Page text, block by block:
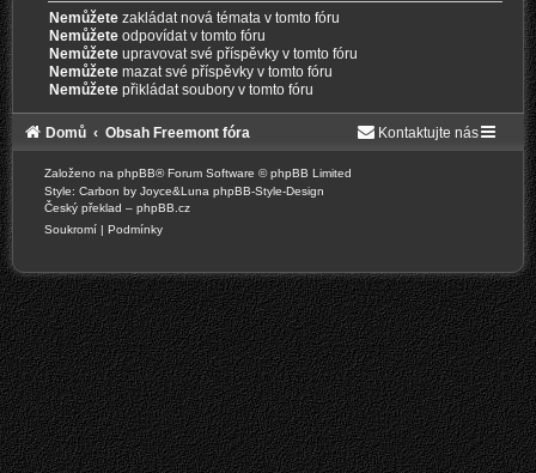
Nemůžete zakládat nová témata v tomto fóru
Nemůžete odpovídat v tomto fóru
Nemůžete upravovat své příspěvky v tomto fóru
Nemůžete mazat své příspěvky v tomto fóru
Nemůžete přikládat soubory v tomto fóru
Domů Obsah Freemont fóra Kontaktujte nás
Založeno na phpBB® Forum Software © phpBB Limited
Style: Carbon by Joyce&Luna phpBB-Style-Design
Český překlad – phpBB.cz
Soukromí | Podmínky